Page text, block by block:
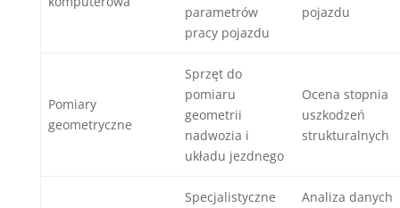
parametrów
pracy pojazdu
pojazdu
Pomiary
geometryczne
Sprzęt do
pomiaru
geometrii
nadwozia i
układu jezdnego
Ocena stopnia
uszkodzeń
strukturalnych
Specjalistyczne
Analiza danych